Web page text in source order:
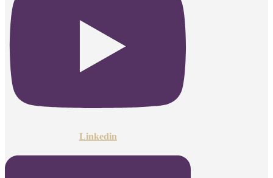
Linkedin